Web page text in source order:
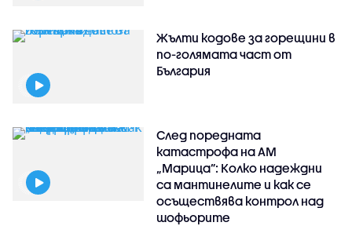
Жълти кодове за горещини в
по-голямата част от
България
След поредната
катастрофа на АМ
„Марица”: Колко надеждни
са мантинелите и как се
осъществява контрол над
шофьорите